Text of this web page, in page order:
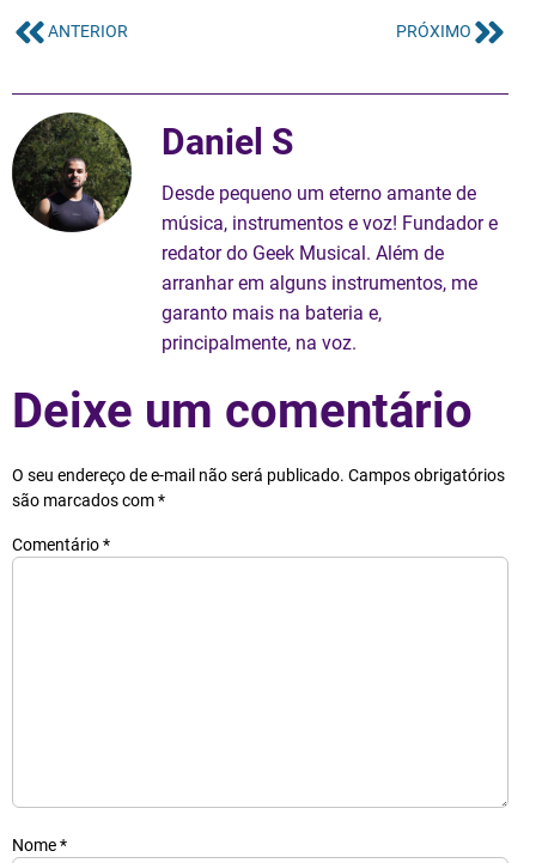
ANTERIOR PRÓXIMO
Daniel S
Desde pequeno um eterno amante de
música, instrumentos e voz! Fundador e
redator do Geek Musical. Além de
arranhar em alguns instrumentos, me
garanto mais na bateria e,
principalmente, na voz.
Deixe um comentário
O seu endereço de e-mail não será publicado. Campos obrigatórios
são marcados com*
Comentário*
Nome*